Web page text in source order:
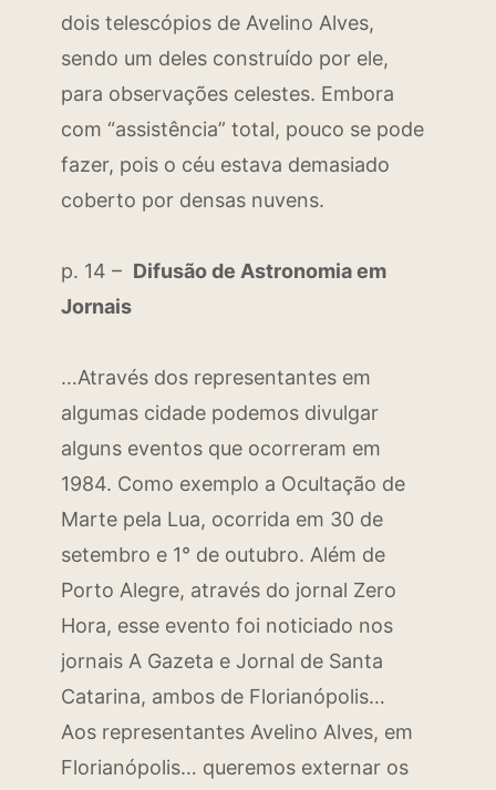
dois telescópios de Avelino Alves,
sendo um deles construído por ele,
para observações celestes. Embora
com “assistência” total, pouco se pode
fazer, pois o céu estava demasiado
coberto por densas nuvens.
p. 14 – Difusão de Astronomia em
Jornais
…Através dos representantes em
algumas cidade podemos divulgar
alguns eventos que ocorreram em
1984. Como exemplo a Ocultação de
Marte pela Lua, ocorrida em 30 de
setembro e 1° de outubro. Além de
Porto Alegre, através do jornal Zero
Hora, esse evento foi noticiado nos
jornais A Gazeta e Jornal de Santa
Catarina, ambos de Florianópolis…
Aos representantes Avelino Alves, em
Florianópolis… queremos externar os